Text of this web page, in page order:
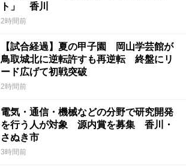
ト」 香川
2時間前
【試合経過】夏の甲子園 岡山学芸館が
鳥取城北に逆転許すも再逆転 終盤にリ
ード広げて初戦突破
2時間前
電気・通信・機械などの分野で研究開発
を行う人が対象 源内賞を募集 香川・
さぬき市
3時間前